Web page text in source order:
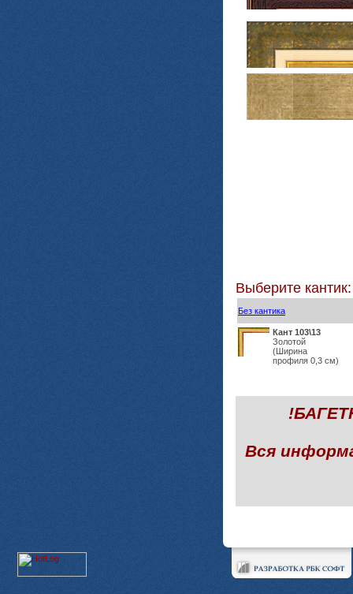
Выберите кантик:
Без кантика
Кант 103\13
Золотой
(Ширина
профиля 0,3 см)
Вся